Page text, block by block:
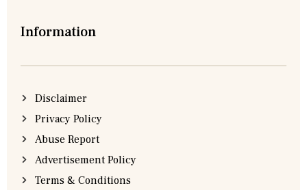
Information
Disclaimer
Privacy Policy
Abuse Report
Advertisement Policy
Terms & Conditions